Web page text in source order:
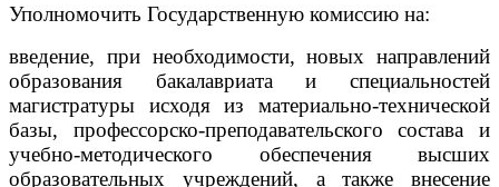
Уполномочить Государственную комиссию на:
введение, при необходимости, новых направлений
образования бакалавриата и специальностей
магистратуры исходя из материально-технической
базы, профессорско-преподавательского состава и
учебно-методического обеспечения высших
образовательных учреждений, а также внесение